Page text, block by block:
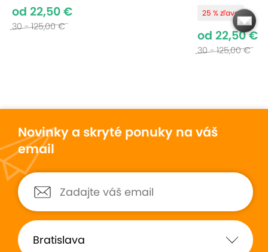
od 22,50 €
30 - 125,00 €
25 % zľava
od 22,50 €
30 - 125,00 €
Novinky a skryté ponuky na váš
email